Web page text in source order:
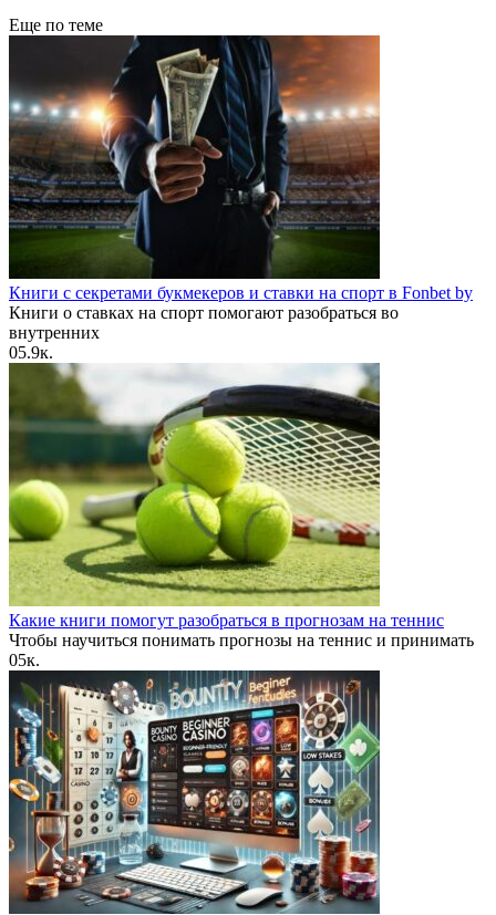
Еще по теме
Книги с секретами букмекеров и ставки на спорт в Fonbet by
Книги о ставках на спорт помогают разобраться во
внутренних
05.9к.
Какие книги помогут разобраться в прогнозам на теннис
Чтобы научиться понимать прогнозы на теннис и принимать
05к.